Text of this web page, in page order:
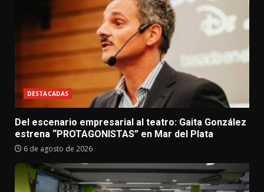
DESTACADAS
Del escenario empresarial al teatro: Gaita González
estrena “PROTAGONISTAS” en Mar del Plata
6 de agosto de 2026